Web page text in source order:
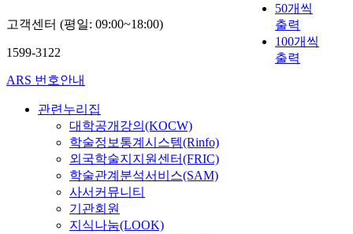
50개씩
출력
100개씩
출력
고객센터 (평일: 09:00~18:00)
1599-3122
ARS 번호안내
관련누리집
대학공개강의(KOCW)
학술정보통계시스템(Rinfo)
외국학술지지원센터(FRIC)
학술관계분석서비스(SAM)
사서커뮤니티
기관회원
지식나눔(LOOK)